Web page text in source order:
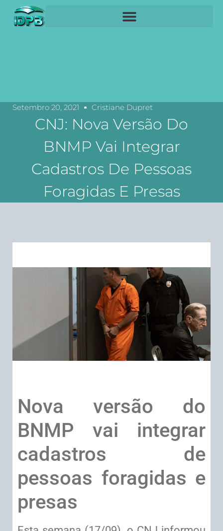
Setembro 20, 2021 Cristiane Dupret
CNJ: Nova Versão Do
BNMP Vai Integrar
Cadastros De Pessoas
Foragidas E Presas
Nova versão do
BNMP vai integrar
cadastros de
pessoas foragidas e
presas